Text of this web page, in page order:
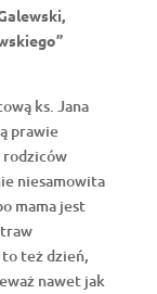
ks. Jana
prawie
rodziców
niesamowita
mama jest
też dzień,
nawet jak